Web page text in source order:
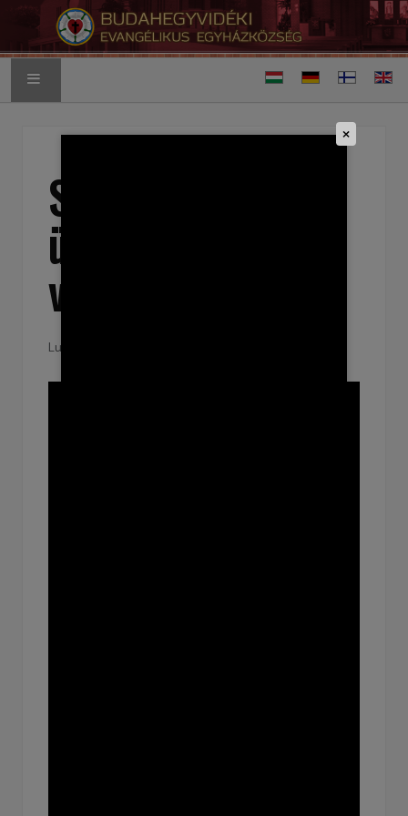
Valitse kieli
Szentháromság
ünnepe utáni 14.
vasárnap
Luotu: 21 syyskuu 2025
×